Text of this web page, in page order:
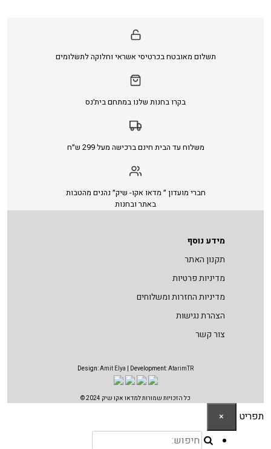
תשלום מאובטח בכרטיסי אשראי וחלוקה לתשלומים
בקרו בחנות שלנו במתחם בית׳נס
משלוח עד הבית חינם ברכישה מעל 299 ש״ח
חברי מועדון ״ מדאו אקו- שיק״ נהנים מהטבות
באתר ובחנות
מידע נוסף
תקנון האתר
מדיניות פרטיות
מדיניות החזרות ומשלוחים
הצהרת נגישות
צור קשר
Design:Amit Elya | Development:AtarimTR
כל הזכויות שמורות למדאו אקו שיק 2024 ©
תפריט ×